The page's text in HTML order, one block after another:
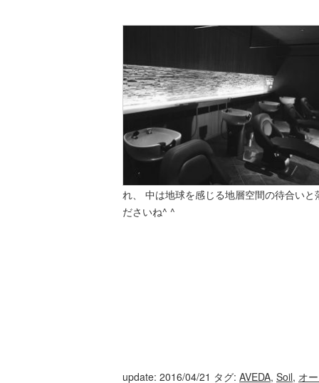
れ、 中は地球を感じる地層空間の待合い
ださいね^ ^
update: 2016/04/21 タグ: AVEDA, Soil, オ